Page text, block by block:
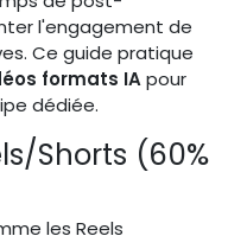
l'engagement de
Ce guide pratique
formats IApour
dédiée.
Shorts (60%
les Reels